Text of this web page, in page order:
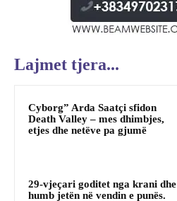
Lajmet tjera...
Cyborg” Arda Saatçi sfidon
Death Valley – mes dhimbjes,
etjes dhe netëve pa gjumë
29-vjeçari goditet nga krani dhe
humb jetën në vendin e punës.